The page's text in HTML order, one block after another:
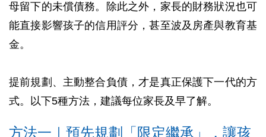
母留下的未償債務。除此之外，家長的財務狀況也可
能直接影響孩子的信用評分，甚至波及房產與教育基
金。
提前規劃、主動整合負債，才是真正保護下一代的方
式。以下5種方法，建議每位家長及早了解。
方法一｜預先規劃「限定繼承」，讓孩